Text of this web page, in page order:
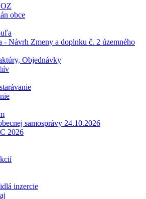
obce
- Návrh Zmeny a doplnku č. 2 územného
Objednávky
samosprávy 24.10.2026
2026
inzercie